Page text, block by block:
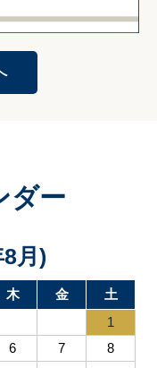
ダー
月)
木 金
土
1
6 7
8